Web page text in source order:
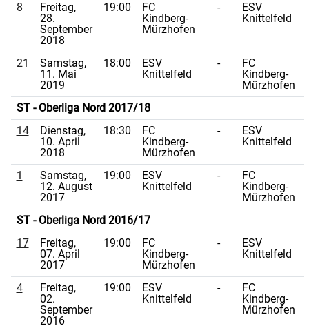
8
Freitag,
28.
September
2018
19:00
FC
Kindberg-
Mürzhofen
-
ESV
Knittelfeld
21
Samstag,
11. Mai
2019
18:00
ESV
Knittelfeld
-
FC
Kindberg-
Mürzhofen
ST - Oberliga Nord 2017/18
14
Dienstag,
10. April
2018
18:30
FC
Kindberg-
Mürzhofen
-
ESV
Knittelfeld
1
Samstag,
12. August
2017
19:00
ESV
Knittelfeld
-
FC
Kindberg-
Mürzhofen
ST - Oberliga Nord 2016/17
17
Freitag,
07. April
2017
19:00
FC
Kindberg-
Mürzhofen
-
ESV
Knittelfeld
4
Freitag,
02.
September
2016
19:00
ESV
Knittelfeld
-
FC
Kindberg-
Mürzhofen